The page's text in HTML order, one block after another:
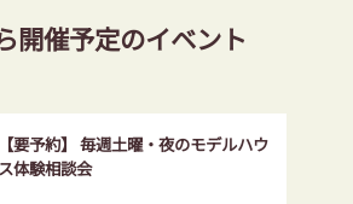
開催予定のイベント
【要予約】 毎週土曜・夜のモデルハウ
ス体験相談会